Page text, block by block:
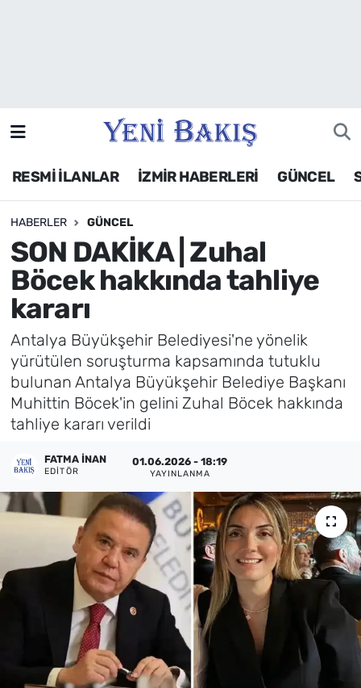
RESMİ İLANLAR İZMİR HABERLERİ GÜNCEL
HABERLER GÜNCEL
SON DAKİKA | Zuhal
Böcek hakkında tahliye
kararı
Antalya Büyükşehir Belediyesi'ne yönelik
yürütülen soruşturma kapsamında tutuklu
bulunan Antalya Büyükşehir Belediye Başkanı
Muhittin Böcek'in gelini Zuhal Böcek hakkında
tahliye kararı verildi
FATMA İNAN
EDITÖR
01.06.2026 - 18:19
YAYINLANMA
Siyaset
Asayiş / Polis-Adliye
Spor
Magazin
Foto Galeri
Künye
İletişim